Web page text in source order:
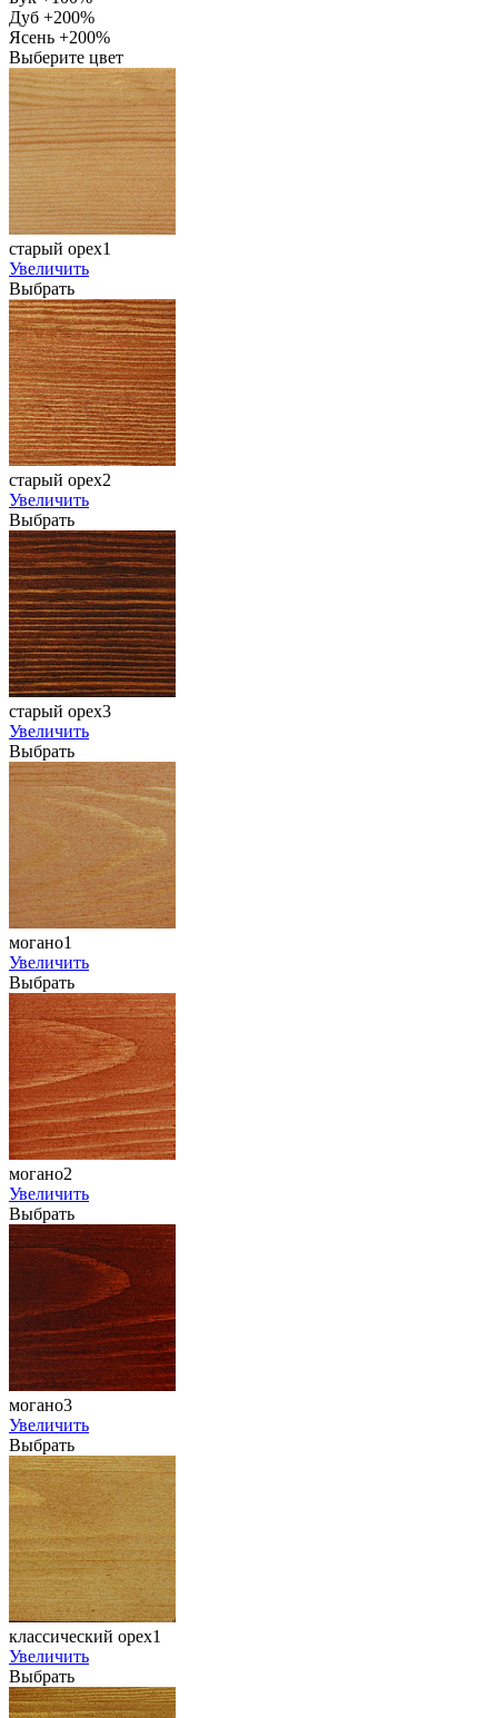
Дуб +200%
Ясень +200%
Выберите цвет
старый орех1
Увеличить
Выбрать
старый орех2
Увеличить
Выбрать
старый орех3
Увеличить
Выбрать
могано1
Увеличить
Выбрать
могано2
Увеличить
Выбрать
могано3
Увеличить
Выбрать
классический орех1
Увеличить
Выбрать